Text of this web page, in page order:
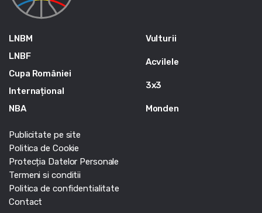
LNBM
LNBF
Cupa României
Internațional
NBA
Vulturii
Acvilele
3x3
Monden
Publicitate pe site
Politica de Cookie
Protecția Datelor Personale
Termeni si conditii
Politica de confidentialitate
Contact